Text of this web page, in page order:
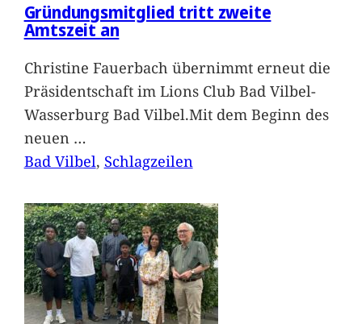
Gründungsmitglied tritt zweite
Amtszeit an
Christine Fauerbach übernimmt erneut die
Präsidentschaft im Lions Club Bad Vilbel-
Wasserburg Bad Vilbel.Mit dem Beginn des
neuen …
Bad Vilbel, Schlagzeilen